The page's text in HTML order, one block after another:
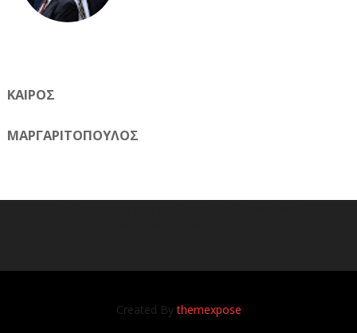
ΚΑΙΡΟΣ
ΜΑΡΓΑΡΙΤΟΠΟΥΛΟΣ
Created Bythemexpose